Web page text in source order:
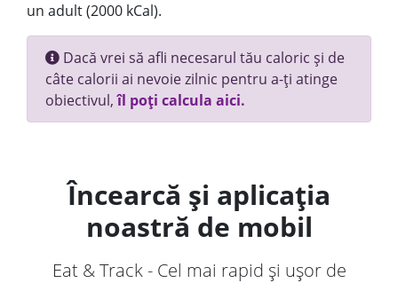
un adult (2000 kCal).
Dacă vrei să afli necesarul tău caloric și de
câte calorii ai nevoie zilnic pentru a-ți atinge
obiectivul,îl poți calcula aici.
Încearcă și aplicația
noastră de mobil
Eat & Track - Cel mai rapid și ușor de